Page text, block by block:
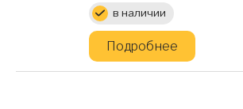
в наличии
Подробнее